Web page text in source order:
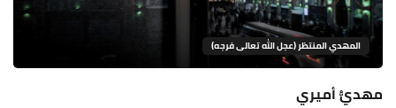
المهدي المنتظر (عجل الله تعالى فرجه)
مهديُّ أميري